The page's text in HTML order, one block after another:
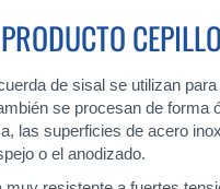
de sisal se utilizan
se procesan de
las superficies de acero
o el anodizado.